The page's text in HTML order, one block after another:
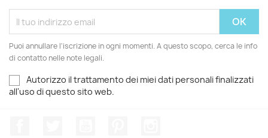
Puoi annullare l'iscrizione in ogni momenti. A questo scopo, cerca le info
di contatto nelle note legali.
Autorizzo il trattamento dei miei dati personali finalizzati
all'uso di questo sito web.